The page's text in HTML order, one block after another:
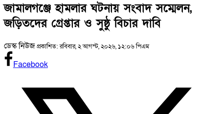
জামালগঞ্জে হামলার ঘটনায় সংবাদ সম্মেলন,
জড়িতদের গ্রেপ্তার ও সুষ্ঠু বিচার দাবি
ডেস্ক নিউজপ্রকাশিত: রবিবার, ২ আগস্ট, ২০২৬, ১২:০৬ পিএম
Facebook